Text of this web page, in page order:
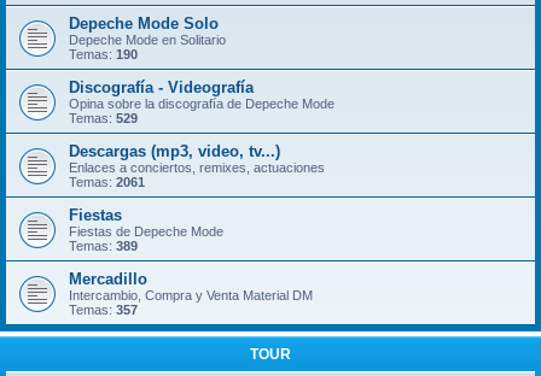
Depeche Mode Solo
Depeche Mode en Solitario
Temas: 190
Discografía - Videografía
Opina sobre la discografía de Depeche Mode
Temas: 529
Descargas (mp3, video, tv...)
Enlaces a conciertos, remixes, actuaciones
Temas: 2061
Fiestas
Fiestas de Depeche Mode
Temas: 389
Mercadillo
Intercambio, Compra y Venta Material DM
Temas: 357
TOUR